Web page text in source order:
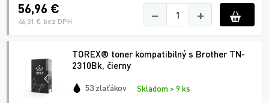
56,96 €
46,31 € bez DPH − +
TOREX® toner kompatibilný s Brother TN-
2310Bk, čierny
53 zlaťákov Skladom > 9 ks